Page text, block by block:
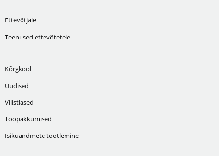
Ettevõtjale
Teenused ettevõtetele
Kõrgkool
Uudised
Vilistlased
Tööpakkumised
Isikuandmete töötlemine